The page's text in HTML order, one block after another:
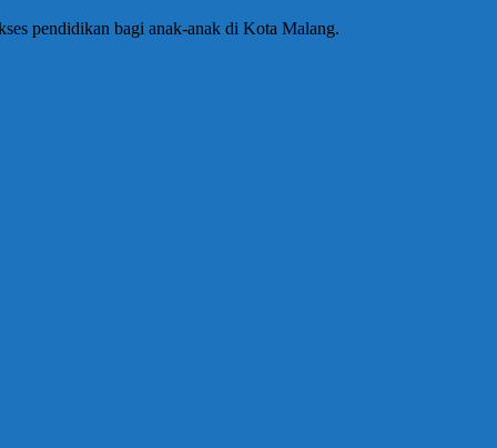
pendidikan bagi anak-anak di Kota Malang.